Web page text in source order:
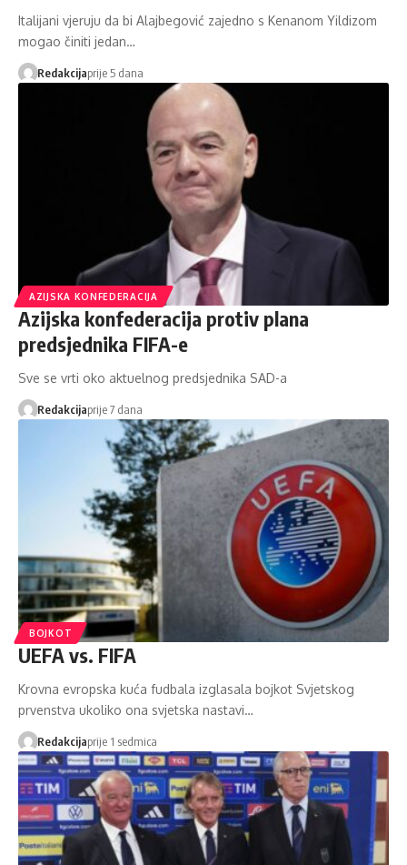
Italijani vjeruju da bi Alajbegović zajedno s Kenanom Yildizom
mogao činiti jedan…
Redakcijaprije 5 dana
AZIJSKA KONFEDERACIJA
Azijska konfederacija protiv plana
predsjednika FIFA-e
Sve se vrti oko aktuelnog predsjednika SAD-a
Redakcijaprije 7 dana
BOJKOT
UEFA vs. FIFA
Krovna evropska kuća fudbala izglasala bojkot Svjetskog
prvenstva ukoliko ona svjetska nastavi…
Redakcijaprije 1 sedmica